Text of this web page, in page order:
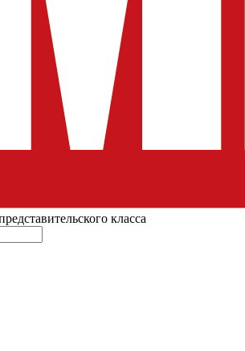
класса